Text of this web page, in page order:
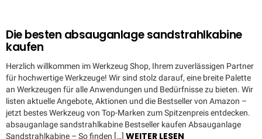
Die besten absauganlage sandstrahlkabine
kaufen
Herzlich willkommen im Werkzeug Shop, Ihrem zuverlässigen Partner
für hochwertige Werkzeuge! Wir sind stolz darauf, eine breite Palette
an Werkzeugen für alle Anwendungen und Bedürfnisse zu bieten. Wir
listen aktuelle Angebote, Aktionen und die Bestseller von Amazon –
jetzt bestes Werkzeug von Top-Marken zum Spitzenpreis entdecken.
absauganlage sandstrahlkabine Bestseller kaufen Absauganlage
Sandstrahlkabine – So finden […] WEITER LESEN